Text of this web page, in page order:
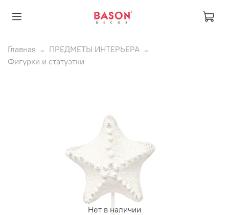
Главная
ПРЕДМЕТЫ ИНТЕРЬЕРА
Фигурки и статуэтки
Нет в наличии